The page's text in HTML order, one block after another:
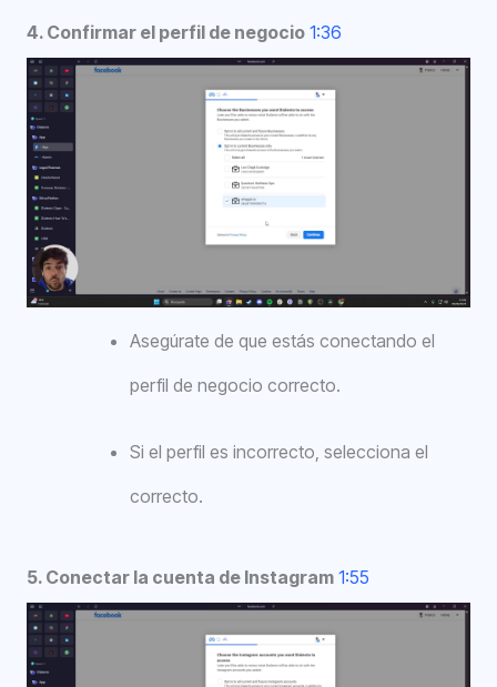
4. Confirmar el perfil de negocio 1:36
Asegúrate de que estás conectando el
perfil de negocio correcto.
Si el perfil es incorrecto, selecciona el
correcto.
5. Conectar la cuenta de Instagram 1:55